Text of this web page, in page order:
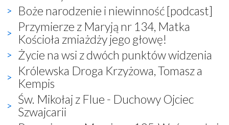
Boże narodzenie i niewinność [podcast]
Przymierze z Maryją nr 134, Matka
Kościoła zmiażdży jego głowę!
Życie na wsi z dwóch punktów widzenia
Królewska Droga Krzyżowa, Tomasz a
Kempis
Św. Mikołaj z Flue - Duchowy Ojciec
Szwajcarii